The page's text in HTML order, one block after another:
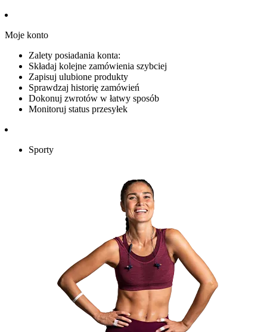
Moje konto
Zalety posiadania konta:
Składaj kolejne zamówienia szybciej
Zapisuj ulubione produkty
Sprawdzaj historię zamówień
Dokonuj zwrotów w łatwy sposób
Monitoruj status przesyłek
Sporty